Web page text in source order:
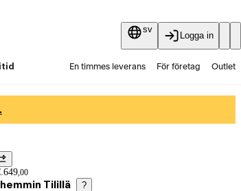
sv
Logga in
En timmes leverans För företag Outlet
649,00
Tilillä ?